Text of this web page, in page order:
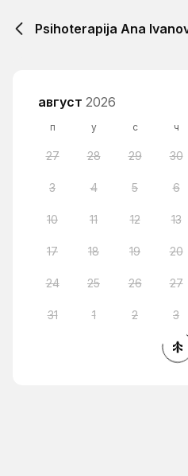
Psihoterapija Ana
август 2026
п у с ч
27 28 29 30
3 4 5 6
10 11 12 13
17 18 19 20
24 25 26 27
31 1 2 3